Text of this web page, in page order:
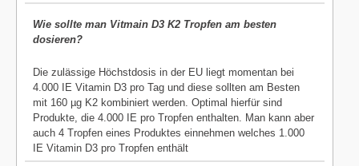
Wie sollte man Vitmain D3 K2 Tropfen am besten
dosieren?
Die zulässige Höchstdosis in der EU liegt momentan bei
4.000 IE Vitamin D3 pro Tag und diese sollten am Besten
mit 160 µg K2 kombiniert werden. Optimal hierfür sind
Produkte, die 4.000 IE pro Tropfen enthalten. Man kann aber
auch 4 Tropfen eines Produktes einnehmen welches 1.000
IE Vitamin D3 pro Tropfen enthält